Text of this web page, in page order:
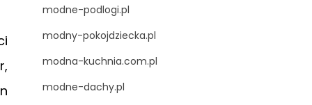
modne-podlogi.pl
modny-pokojdziecka.pl
modna-kuchnia.com.pl
modne-dachy.pl